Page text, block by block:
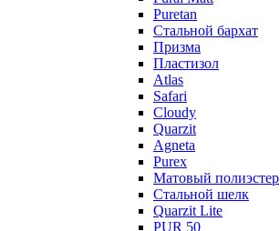
Puretan
Стальной бархат
Призма
Пластизол
Atlas
Safari
Cloudy
Quarzit
Agneta
Purex
Матовый полиэстер
Стальной шелк
Quarzit Lite
PUR 50